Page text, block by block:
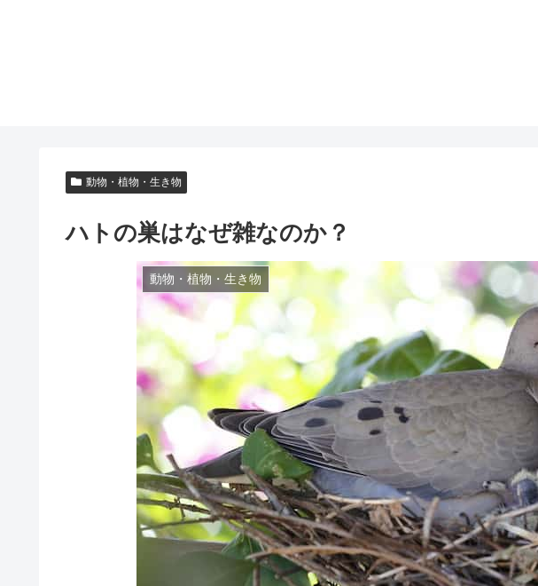
動物・植物・生き物
ハトの巣はなぜ雑なのか？
動物・植物・生き物